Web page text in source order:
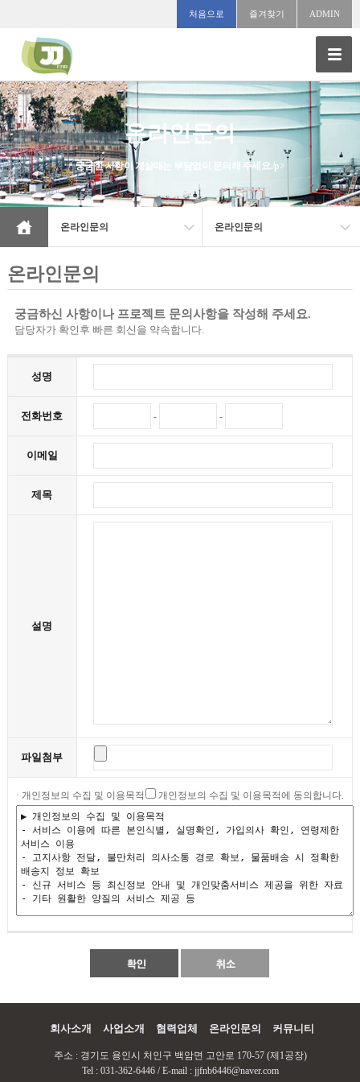
처음으로 즐겨찾기 ADMIN
온라인문의
궁굼한 사항이 계실때는 부담없이 문의해 주세요./p>
온라인문의 온라인문의
온라인문의
궁금하신 사항이나 프로젝트 문의사항을 작성해 주세요.
담당자가 확인후 빠른 회신을 약속합니다.
성명
전화번호 - -
이메일
제목
설명
파일첨부
· 개인정보의 수집 및 이용목적 개인정보의 수집 및 이용목적에 동의합니다.
회사소개 사업소개 협력업체 온라인문의 커뮤니티
주소 : 경기도 용인시 처인구 백암면 고안로 170-57 (제1공장)
Tel : 031-362-6446 / E-mail : jjfnb6446@naver.com